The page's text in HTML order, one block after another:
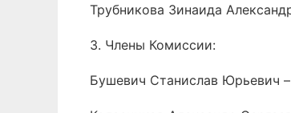
Трубникова Зинаида
3. Члены Комиссии:
Бушевич Станислав Юрьевич